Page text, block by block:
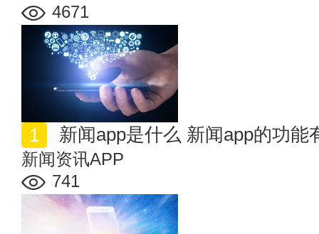
4671
新闻app是什么 新闻app的功能
新闻资讯APP
741